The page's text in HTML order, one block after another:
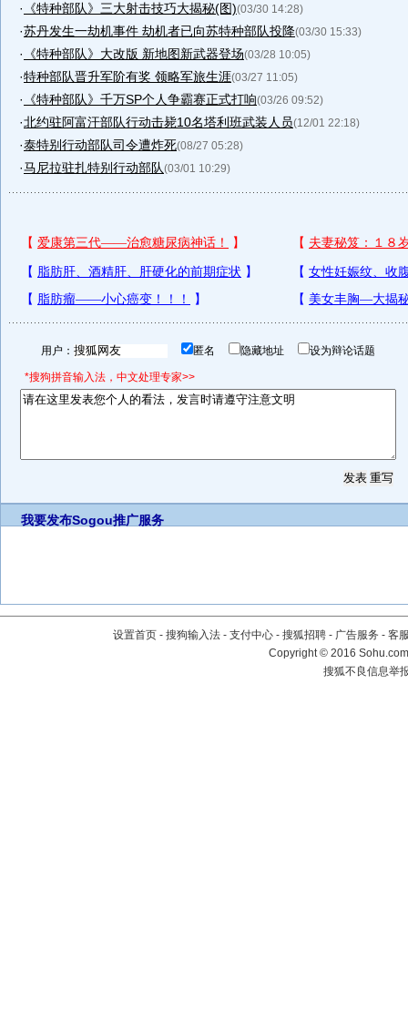
· 《特种部队》三大射击技巧大揭秘(图)(03/30 14:28)
·苏丹发生一劫机事件 劫机者已向苏特种部队投降(03/30 15:33)
· 《特种部队》大改版 新地图新武器登场(03/28 10:05)
·特种部队晋升军阶有奖 领略军旅生涯(03/27 11:05)
· 《特种部队》千万SP个人争霸赛正式打响(03/26 09:52)
·北约驻阿富汗部队行动击毙10名塔利班武装人员(12/01 22:18)
·泰特别行动部队司令遭炸死(08/27 05:28)
·马尼拉驻扎特别行动部队(03/01 10:29)
用户： 匿名 隐藏地址 设为辩论话题
*搜狗拼音输入法，中文处理专家>>
我要发布Sogou推广服务
设置首页 - 搜狗输入法 - 支付中心 - 搜狐招聘 - 广告服务 - 客
Copyright©2016
搜狐不良信息举